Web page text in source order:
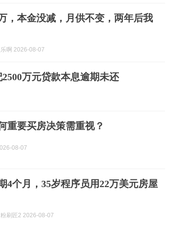
，本金没减，月供不变，两年后我
啊 2026-08-07
万元贷款本息逾期未还
重要买房决策需重视？
08-07
4个月，35岁程序员用22万美元房屋
刷匠2 2026-08-07